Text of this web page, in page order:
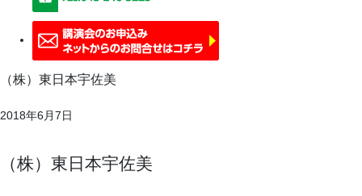
（株）東日本宇佐美
2018年6月7日
（株）東日本宇佐美